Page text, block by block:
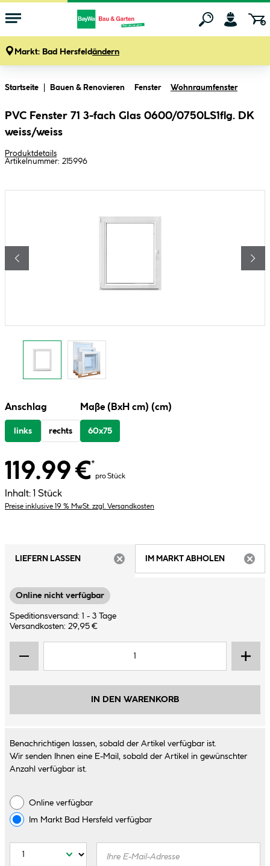
Markt: Bad Hersfeldändern
Startseite Bauen & Renovieren Fenster Wohnraumfenster
PVC Fenster 71 3-fach Glas 0600/0750LS1flg. DK
weiss/weiss
Produktdetails
Artikelnummer: 215996
Anschlag
links rechts
Maße (BxH cm) (cm)
60x75
119.99 €*
pro Stück
Inhalt: 1 Stück
Preise inklusive 19 % MwSt. zzgl. Versandkosten
LIEFERN LASSEN
IM MARKT ABHOLEN
Online nicht verfügbar
Speditionsversand: 1 - 3 Tage
Versandkosten: 29,95 €
IN DEN WARENKORB
Benachrichtigen lassen, sobald der Artikel verfügbar ist.
Wir senden Ihnen eine E-Mail, sobald der Artikel in gewünschter
Anzahl verfügbar ist.
Online verfügbar
Im Markt Bad Hersfeld verfügbar